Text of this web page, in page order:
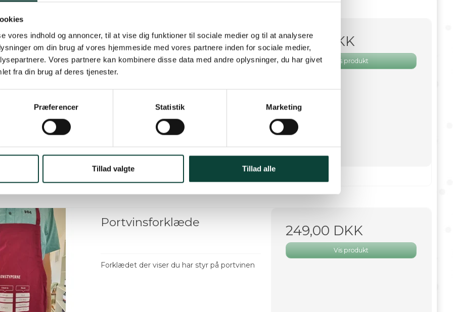
vores indhold og annoncer, til at vise dig funktioner til sociale medier og til at analysere
om din brug af vores hjemmeside med vores partnere inden for sociale medier,
Vores partnere kan kombinere disse data med andre oplysninger, du har givet
fra din brug af deres tjenester.
Præferencer Statistik Marketing
Tillad valgte Tillad alle
Oppustelig
beskyttelsesemballage 3
stk
Få vinen sikkert frem
20,00 DKK
Vis produkt
Portvinsforklæde
Forklædet der viser du har styr på portvinen
249,00 DKK
Vis produkt